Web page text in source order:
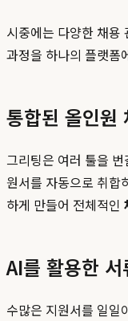
시중에는 다양한 채용
과정을 하나의 플랫
통합된 올인원
그리팅은 여러 툴을
원서를 자동으로 취합
하게 만들어 전체적인
AI를 활용한
수많은 지원서를 일일